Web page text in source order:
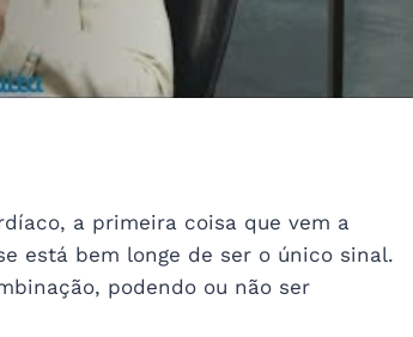
a primeira coisa que vem a
está bem longe de ser o único sinal.
podendo ou não ser